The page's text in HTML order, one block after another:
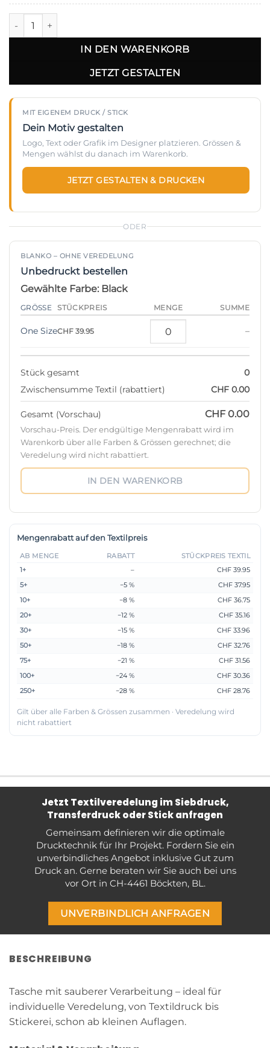
Craft - Trainingsrucksack - CR6005 Menge
IN DEN WARENKORB
JETZT GESTALTEN
MIT EIGENEM DRUCK / STICK
Dein Motiv gestalten
Logo, Text oder Grafik im Designer platzieren. Grössen &
Mengen wählst du danach im Warenkorb.
JETZT GESTALTEN & DRUCKEN
ODER
BLANKO – OHNE VEREDELUNG
Unbedruckt bestellen
Gewählte Farbe: Black
GRÖSSE STÜCKPREIS MENGE SUMME
One SizeCHF 39.95 –
Stück gesamt
0
Zwischensumme Textil (rabattiert)
CHF 0.00
Gesamt (Vorschau) CHF 0.00
Vorschau-Preis. Der endgültige Mengenrabatt wird im
Warenkorb über alle Farben & Grössen gerechnet; die
Veredelung wird nicht rabattiert.
IN DEN WARENKORB
Mengenrabatt auf den Textilpreis
AB MENGE RABATT
STÜCKPREIS TEXTIL
1+
–
CHF 39.95
5+
−5 %
CHF 37.95
10+
−8 %
CHF 36.75
20+
−12 %
CHF 35.16
30+
−15 %
CHF 33.96
50+
−18 %
CHF 32.76
75+
−21 %
CHF 31.56
100+
−24 %
CHF 30.36
250+
−28 % CHF 28.76
Gilt über alle Farben & Grössen zusammen · Veredelung wird
nicht rabattiert
Jetzt Textilveredelung im Siebdruck,
Transferdruck oder Stick anfragen
Gemeinsam definieren wir die optimale
Drucktechnik für Ihr Projekt. Fordern Sie ein
unverbindliches Angebot inklusive Gut zum
Druck an. Gerne beraten wir Sie auch bei uns
vor Ort in CH-4461 Böckten, BL.
UNVERBINDLICH ANFRAGEN
BESCHREIBUNG
Tasche mit sauberer Verarbeitung – ideal für
individuelle Veredelung, von Textildruck bis
Stickerei, schon ab kleinen Auflagen.